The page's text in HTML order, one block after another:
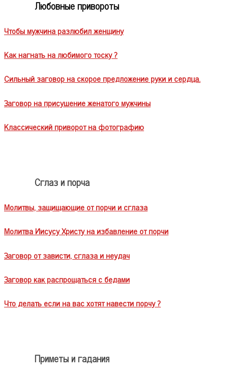
Любовные привороты
Чтобы мужчина разлюбил женщину
Как нагнать на любимого тоску ?
Сильный заговор на скорое предложение руки и сердца.
Заговор на присушение женатого мужчины
Классический приворот на фотографию
Сглаз и порча
Молитвы, защищающие от порчи и сглаза
Молитва Иисусу Христу на избавление от порчи
Заговор от зависти, сглаза и неудач
Заговор как распрощаться с бедами
Что делать если на вас хотят навести порчу ?
Приметы и гадания